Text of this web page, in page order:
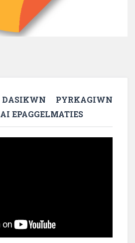
PYRKAGIWN
EPAGGELMATIES